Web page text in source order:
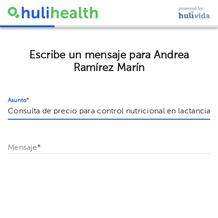
Escribe un mensaje para Andrea
Ramírez Marín
Asunto*
Mensaje*